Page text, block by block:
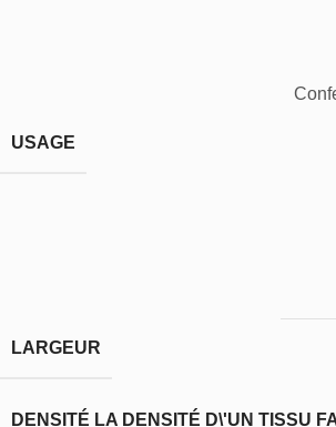
USAGE
LARGEUR
DENSITÉ LA DENSITÉ D\'UN TISSU